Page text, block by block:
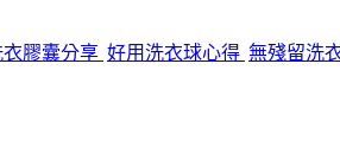
衣膠囊分享 好用洗衣球心得 無殘留洗